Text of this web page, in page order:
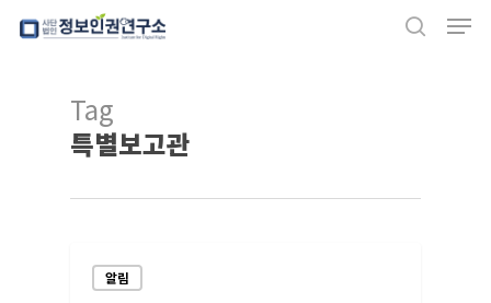
Skip
Tag
특별보고관
알림